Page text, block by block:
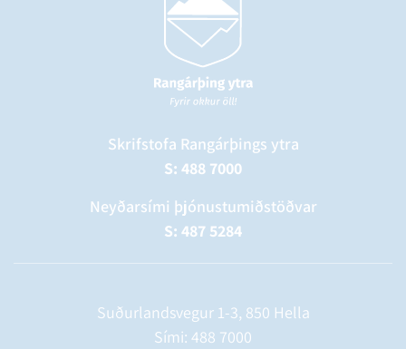
Skrifstofa Rangárþings ytra
S: 488 7000
Neyðarsími þjónustumiðstöðvar
S: 487 5284
Suðurlandsvegur 1-3, 850 Hella
Sími: 488 7000